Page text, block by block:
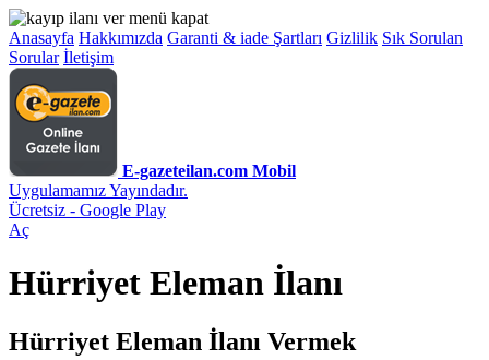
Anasayfa Hakkımızda Garanti & iade Şartları Gizlilik Sık Sorulan
Sorular İletişim
E-gazeteilan.com Mobil
Uygulamamız Yayındadır.
Ücretsiz - Google Play
Aç
Hürriyet Eleman İlanı
Hürriyet Eleman İlanı Vermek